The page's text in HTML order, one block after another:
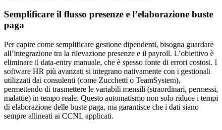
Semplificare il flusso presenze e l’elaborazione buste
paga
Per capire come semplificare gestione dipendenti, bisogna guardare
all’integrazione tra la rilevazione presenze e il payroll. L’obiettivo è
eliminare il data-entry manuale, che è spesso fonte di errori costosi. I
software HR più avanzati si integrano nativamente con i gestionali
utilizzati dai consulenti (come Zucchetti o TeamSystem),
permettendo di trasmettere le variabili mensili (straordinari, permessi,
malattie) in tempo reale. Questo automatismo non solo riduce i tempi
di elaborazione delle buste paga, ma garantisce che i dati siano
sempre allineati ai CCNL applicati.